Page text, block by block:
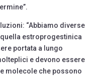
“Abbiamo diverse
estroprogestinica
portata a lungo
e devono essere
molecole che possono